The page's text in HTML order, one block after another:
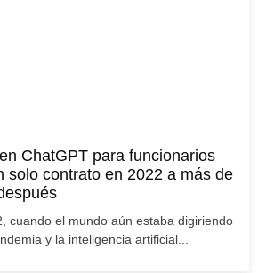
ChatGPT para funcionarios
solo contrato en 2022 a más de
cuando el mundo aún estaba digiriendo
y la inteligencia artificial...